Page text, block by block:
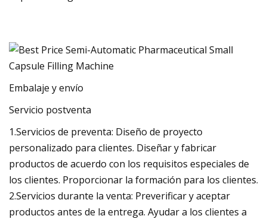
Embalaje y envío
Servicio postventa
1.Servicios de preventa: Diseño de proyecto
personalizado para clientes. Diseñar y fabricar
productos de acuerdo con los requisitos especiales de
los clientes. Proporcionar la formación para los clientes.
2.Servicios durante la venta: Preverificar y aceptar
productos antes de la entrega. Ayudar a los clientes a